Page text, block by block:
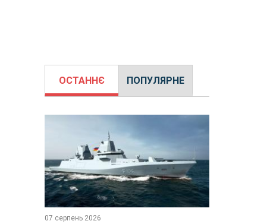
ОСТАННЄ ПОПУЛЯРНЕ
07 серпень 2026